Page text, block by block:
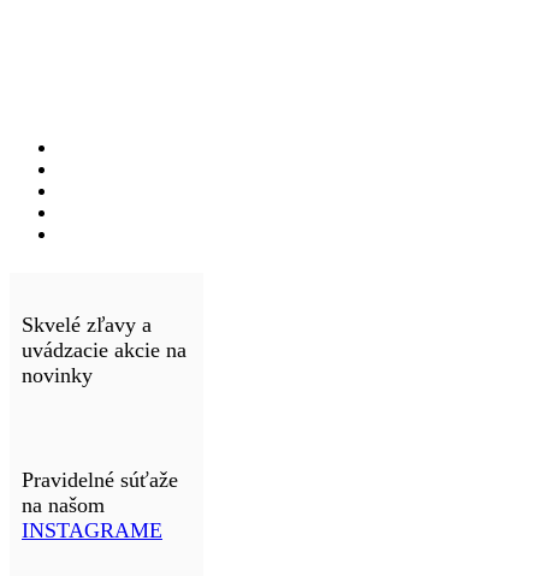
Skvelé zľavy a
uvádzacie akcie na
novinky
Pravidelné súťaže
na našom
INSTAGRAME